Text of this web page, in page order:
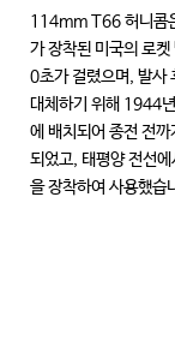
114mm T66 허니콤
가 장착된 미국의 로
0초가 걸렸으며, 발사
대체하기 위해 1944
에 배치되어 종전 전
되었고, 태평양 전선
을 장착하여 사용했습